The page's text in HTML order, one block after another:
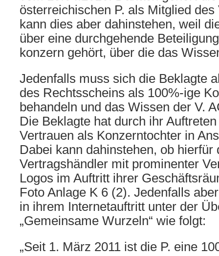
österreichischen P. als Mitglied
kann dies aber dahinstehen, weil
über eine durchgehende
konzern gehört, über die das
Jedenfalls muss sich die Beklagte
des Rechtsscheins als 100%-ige
behandeln und das Wissen der V.
Die Beklagte hat durch ihr
Vertrauen als Konzerntochter in
Dabei kann dahinstehen, ob hierfür
Vertragshändler mit prominenter
Logos im Auftritt ihrer
Foto Anlage K 6 (2). Jedenfalls
in ihrem Internetauftritt unter der
„Gemeinsame Wurzeln“ wie folgt:
„Seit 1. März 2011 ist die P. eine